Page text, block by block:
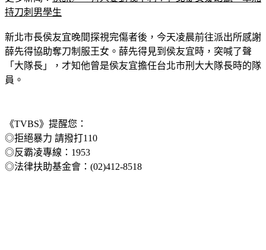
更多新聞：快訊／「有人要對我不利！」北捷女疑幻聽　車廂
新北市長侯友宜晚間探視完傷者後，今天凌晨前往派出所感謝
薛先得協助奪刀制服王女。薛先得見到侯友宜時，突喊了聲
「大隊長」，才知他曾是侯友宜擔任台北市刑大大隊長時的隊
《TVBS》提醒您：
◎拒絕暴力 請撥打110
◎反霸凌專線：1953